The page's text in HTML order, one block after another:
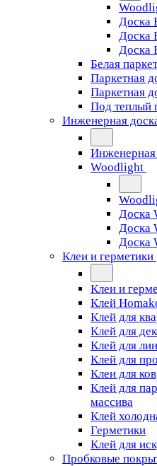
Доска
Доска
Доска
Белая
Паркетная
Паркетная
Под теплый
Инженерная
Инженерная
Woodlight
Доска
Доска
Доска
Клеи и герметики
Клеи и
Клей
Клей для
Клей для
Клей для
Клей для
Клеи для
Клей для
массива
Клей
Герметики
Клей для
Пробковые